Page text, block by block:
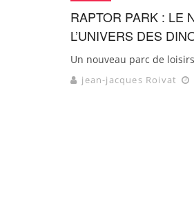
RAPTOR PARK : LE
L’UNIVERS DES
Un nouveau parc de
jean-jacques Roivat